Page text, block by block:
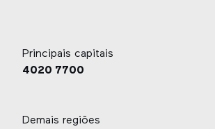
Principais capitais
4020 7700
Demais regiões